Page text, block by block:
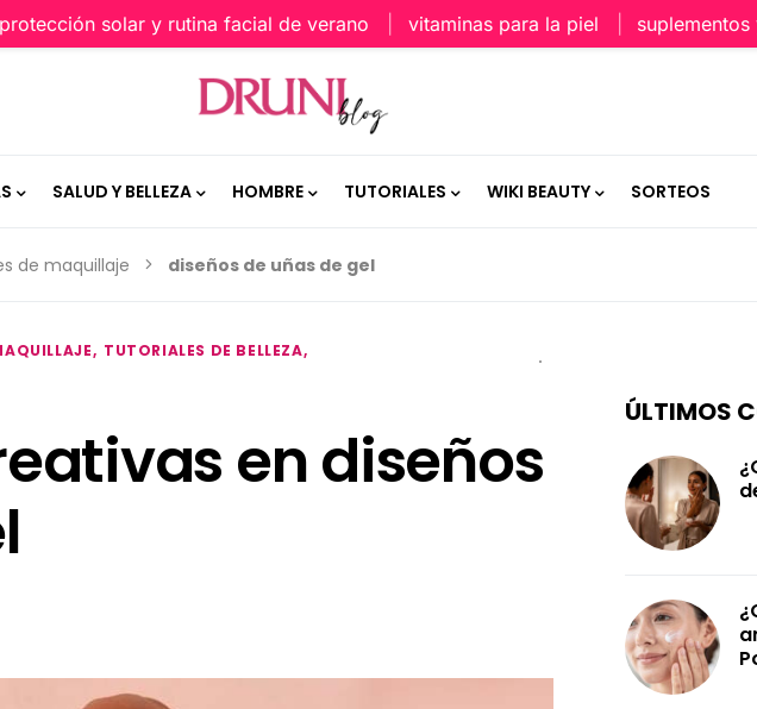
solar y rutina facial de verano vitaminas para la piel suplementos y
SALUD Y BELLEZA HOMBRE TUTORIALES WIKI BEAUTY SORTEOS
de maquillaje diseños de uñas de gel
TUTORIALES DE BELLEZA
en diseños
ÚLTIMOS